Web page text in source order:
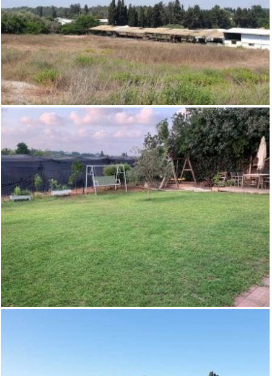
נחלה למכירה במושב בני ציון
בני ציון,משקים / נחלות